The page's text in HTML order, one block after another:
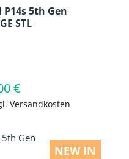
5th Gen
STL
Preis:
€
Versandkosten
NEW IN